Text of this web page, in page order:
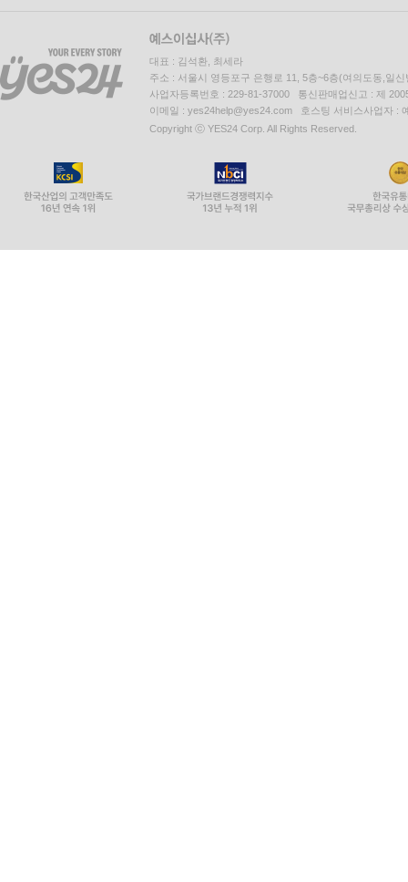
대표 : 김석환, 최세라
주소 : 서울시 영등포구 은행로 11, 5층~6층(여의도동,일신
사업자등록번호 : 229-81-37000 통신판매업신고 : 제
이메일 : yes24help@yes24.com 호스팅 서비스사업자 :
Copyright ⓒ YES24 Corp. All Rights Reserved.